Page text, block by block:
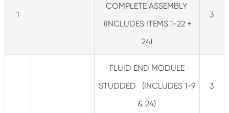
1
COMPLETE ASSEMBLY
(INCLUDES ITEMS 1-22 +
24)
3
FLUID END MODULE
STUDDED (INCLUDES 1-9
& 24)
3